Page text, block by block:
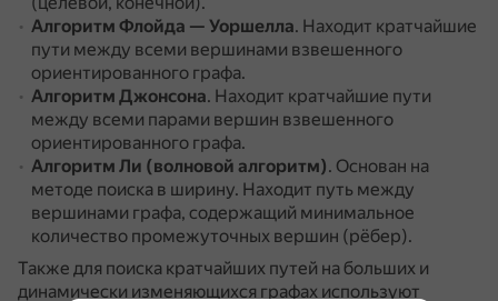
Алгоритм Флойда — Уоршелла. Находит кратчайшие
пути между всеми вершинами взвешенного
ориентированного графа.
Алгоритм Джонсона. Находит кратчайшие пути
между всеми парами вершин взвешенного
ориентированного графа.
Алгоритм Ли (волновой алгоритм). Основан на
методе поиска в ширину. Находит путь между
вершинами графа, содержащий минимальное
количество промежуточных вершин (рёбер).
Также для поиска кратчайших путей на больших и
динамически изменяющихся графах используют